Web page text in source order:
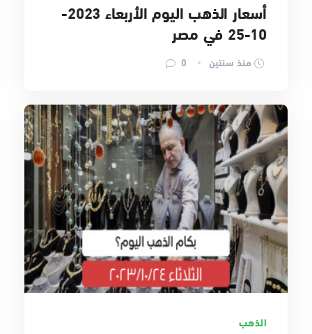
أسعار الذهب اليوم الأربعاء 2023-
10-25 في مصر
منذ سنتين
الذهب